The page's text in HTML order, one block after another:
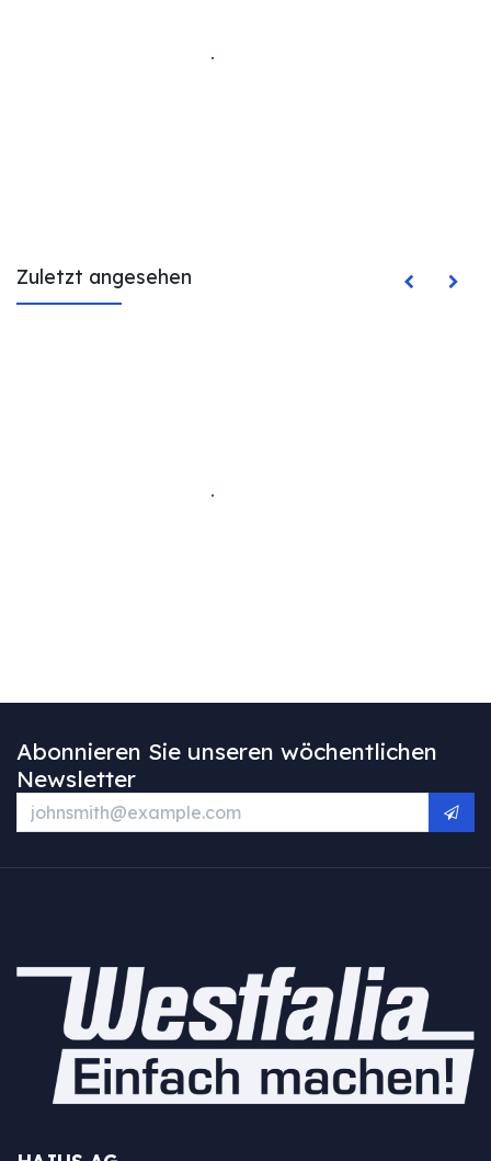
Zuletzt angesehen
Abonnieren Sie unseren wöchentlichen
Newsletter